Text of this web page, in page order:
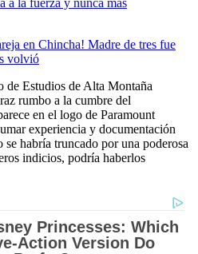
en Chincha! Madre de tres fue
volvió
de Estudios de Alta Montaña
rumbo a la cumbre del
en el logo de Paramount
experiencia y documentación
habría truncado por una poderosa
indicios, podría haberlos